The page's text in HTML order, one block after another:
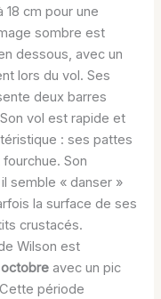
18 cm pour une
sombre est
dessous, avec un
lors du vol. Ses
deux barres
vol est rapide et
: ses pattes
Son
semble « danser »
la surface de ses
crustacés.
Wilson est
avec un pic
période